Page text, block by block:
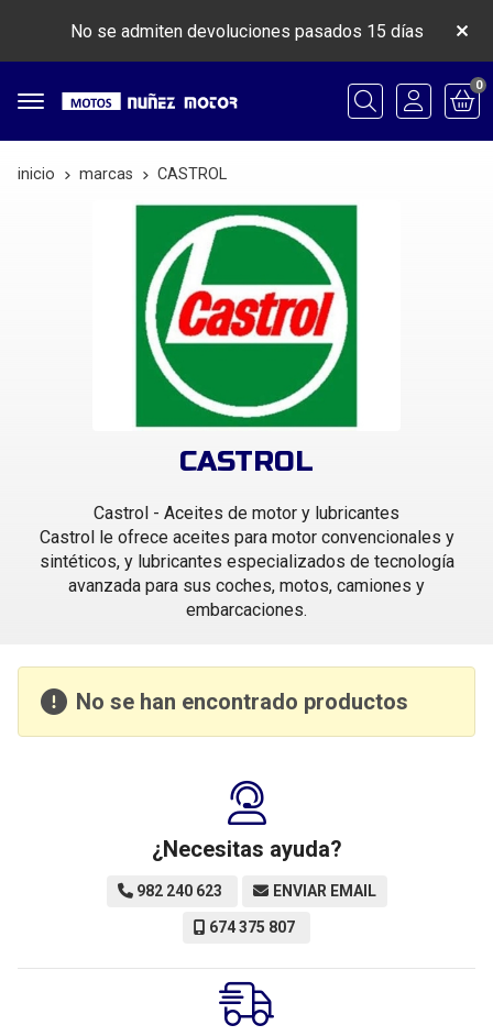
No se admiten devoluciones pasados 15 días
Buscar
0
inicio marcas CASTROL
CASTROL
Castrol - Aceites de motor y lubricantes
Castrol le ofrece aceites para motor convencionales y
sintéticos, y lubricantes especializados de tecnología
avanzada para sus coches, motos, camiones y
embarcaciones.
No se han encontrado productos
¿Necesitas ayuda?
982 240 623 ENVIAR EMAIL
674 375 807